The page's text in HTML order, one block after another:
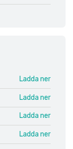
Ladda ner
Ladda ner
Ladda ner
Ladda ner